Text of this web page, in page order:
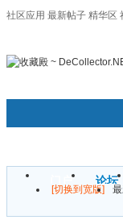
社区应用 最新帖子 精华区
门户 论坛
[切换到宽版]